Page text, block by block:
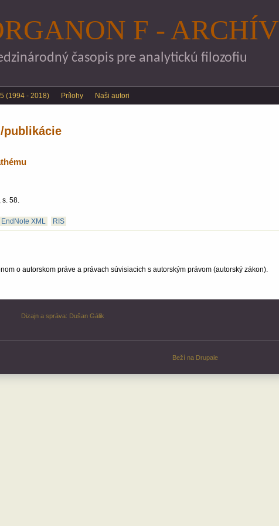
F - ARCHÍV
časopis pre analytickú filozofiu
(1994 - 2018) Prílohy Naši autori
publikácie
, s. 58.
EndNote XML RIS
o autorskom práve a právach súvisiacich s autorským právom (autorský zákon).
Dizajn a správa: Dušan Gálik
Beží na Drupale